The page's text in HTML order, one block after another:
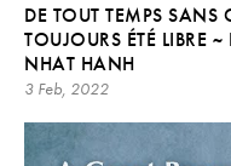
DE TOUT TEMPS
TOUJOURS ÉTÉ LIBRE
NHAT HANH
3 Feb, 2022